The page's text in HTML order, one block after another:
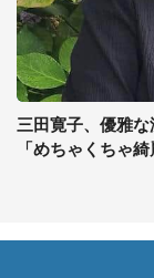
三田寛子、優雅
「めちゃくちゃ